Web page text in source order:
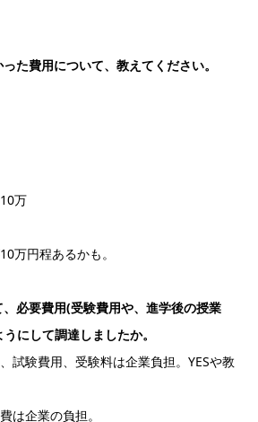
た費用について、教えてください。
万
万円程あるかも。
必要費用(受験費用や、進学後の授業
にして調達しましたか。
試験費用、受験料は企業負担。YESや教
は企業の負担。